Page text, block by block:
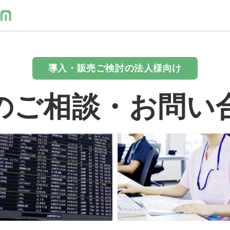
導入・販売ご検討の法人様向け
ご相談・お問い